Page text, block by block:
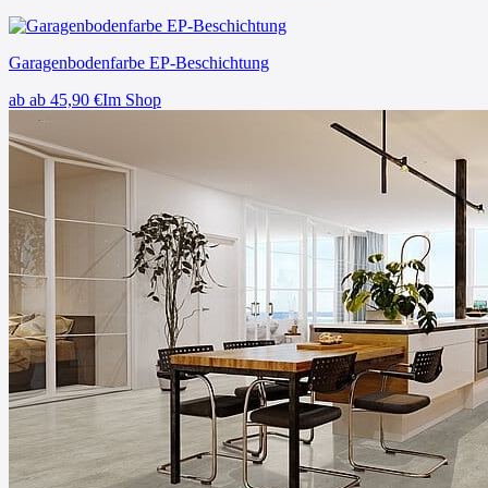
Garagenbodenfarbe EP-Beschichtung
ab ab 45,90 €Im Shop